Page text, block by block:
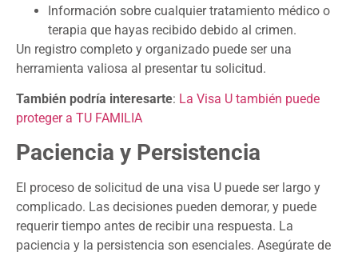
Información sobre cualquier tratamiento médico o
terapia que hayas recibido debido al crimen.
Un registro completo y organizado puede ser una
herramienta valiosa al presentar tu solicitud.
También podría interesarte: La Visa U también puede
proteger a TU FAMILIA
Paciencia y Persistencia
El proceso de solicitud de una visa U puede ser largo y
complicado. Las decisiones pueden demorar, y puede
requerir tiempo antes de recibir una respuesta. La
paciencia y la persistencia son esenciales. Asegúrate de